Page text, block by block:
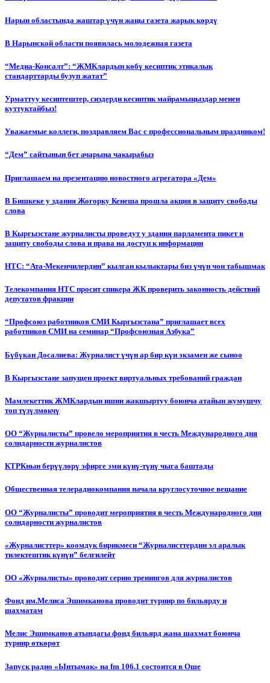
Нарын областында жаштар үчүн жаңы газета жарык көрдү
В Нарынской области появилась молодежная газета
“Медиа-Консалт”: “ЖМКлардын көбү кесиптик этикалык
стандарттарды бузуп жатат”
Урматтуу кесиптештер, сиздерди кесиптик майрамыңыздар менен
куттуктайбыз!
Уважаемые коллеги, поздравляем Вас с профессиональным праздником!
“Дем” сайтынын бет ачарына чакырабыз
Приглашаем на презентацию новостного агрегатора «Дем»
В Бишкеке у здания Жогорку Кенеша прошла акция в защиту свободы
слова
В Кыргызстане журналисты проведут у здания парламента пикет в
защиту свободы слова и права на доступ к информации
НТС: “Ата-Мекенчилердин” кылган кылыктары биз үчүн чон табышмак
Телекомпания НТС просит спикера ЖК проверить законность действий
депутатов фракции
“Профсоюз работников СМИ Кыргызстана” приглашает всех
работников СМИ на семинар “Профсоюзная Азбука”
Бүбүкан Досалиева: Журналист үчүн ар бир күн экзамен же сыноо
В Кыргызстане запущен проект виртуальных требований граждан
Мамлекеттик ЖМКлардын ишин жакшыртуу боюнча атайын жумушчу
топ түзүлмөкчү
ОО “Журналисты” провело мероприятия в честь Международного дня
солидарности журналистов
КТРКнын берүүлөрү эфирге эми күнү-түнү чыга баштады
Общественная телерадиокомпания начала круглосуточное вещание
ОО “Журналисты” проводит мероприятия в честь Международного дня
солидарности журналистов
«Журналисттер» коомдук бирикмеси “Журналисттердин эл аралык
тилектештик күнүн” белгилейт
ОО «Журналисты» проводит серию тренингов для журналистов
Фонд им.Мелиса Эшимканова проводит турнир по бильярду и
шахматам
Мелис Эшимканов атындагы фонд бильярд жана шахмат боюнча
турнир өткөрөт
Запуск радио «Ынтымак» на fm 106.1 состоится в Оше